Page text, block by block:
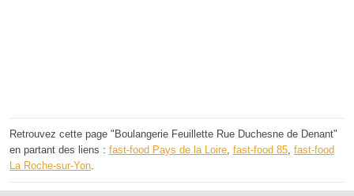
Retrouvez cette page "Boulangerie Feuillette Rue Duchesne de Denant"
en partant des liens : fast-food Pays de la Loire, fast-food 85, fast-food
La Roche-sur-Yon.